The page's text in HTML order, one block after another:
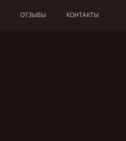
ОТЗЫВЫ КОНТАКТЫ